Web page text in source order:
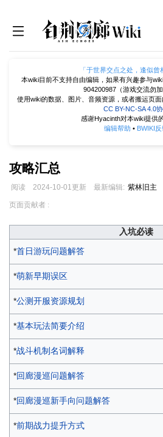
「于世界交点之处，逢似曾
本wiki目前不支持自由编辑，如果有兴趣参与
904200987（游戏交流勿加
使用wiki的数据、图片、音频资源，或者搬运页
CC BY-NC-SA 4.0
感谢Hyacinth对本wiki提供
编辑帮助 • BWIKI
攻略汇总
阅读 2024-10-01更新 最新编辑: 紫林旧主
跳
导
航
跳
搜
索
页面贡献者 :
入坑必读
*首日游玩问题解答
*萌新早期误区
*公测开服资源规划
*基本玩法简要介绍
*战斗机制名词解释
*回廊漫巡问题解答
*回廊漫巡新手向问题解答
*前期战力提升方式